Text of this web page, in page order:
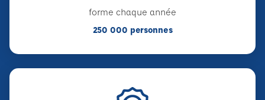
forme chaque année
250 000 personnes